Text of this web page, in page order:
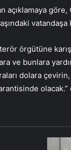
göre,
terör örgütüne
ve bunlara
dolara
olacak.”